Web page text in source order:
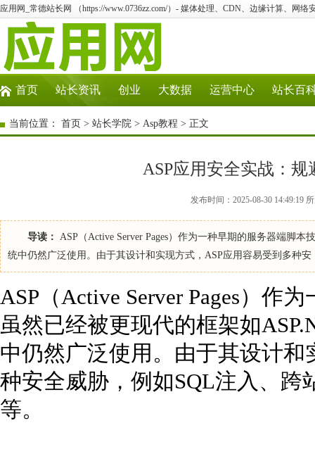
应用网_常德站长网 （https://www.0736zz.com/）- 媒体处理、CDN、边缘计算、网络
首页 站长资讯 创业 大数据 运营中心 站长百
当前位置： 首页 > 站长学院 > Asp教程 > 正文
ASP应用安全实战：
发布时间：2025-08-30 14:49:19
导读： ASP（Active Server Pages）作为一种早期的服务器端脚
统中仍然广泛使用。由于其设计和实现方式，ASP应用容易受到多种安
ASP（Active Server Pages）作
虽然已经被更现代的框架如
中仍然广泛使用。由于其设计
种安全威胁，例如SQL注入、跨
等。